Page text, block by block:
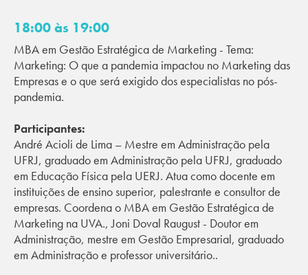
18:00 às 19:00
MBA em Gestão Estratégica de Marketing - Tema:
Marketing: O que a pandemia impactou no Marketing das
Empresas e o que será exigido dos especialistas no pós-
pandemia.
Participantes:
André Acioli de Lima – Mestre em Administração pela
UFRJ, graduado em Administração pela UFRJ, graduado
em Educação Física pela UERJ. Atua como docente em
instituições de ensino superior, palestrante e consultor de
empresas. Coordena o MBA em Gestão Estratégica de
Marketing na UVA., Joni Doval Raugust - Doutor em
Administração, mestre em Gestão Empresarial, graduado
em Administração e professor universitário..